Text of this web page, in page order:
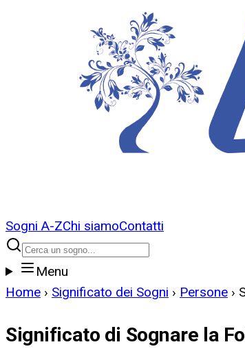
Sogni A-ZChi siamoContatti
Menu
Home › Significato dei Sogni › Persone ›
Significato di Sognare la